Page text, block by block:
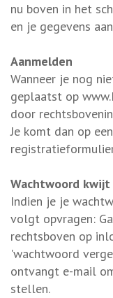
nu boven in het
en je gegevens
Aanmelden
Wanneer je nog
geplaatst op
door
Je komt dan op
Wachtwoord kwijt
Indien je je
volgt opvragen:
rechtsboven op
'wachtwoord
ontvangt e-mail
stellen.